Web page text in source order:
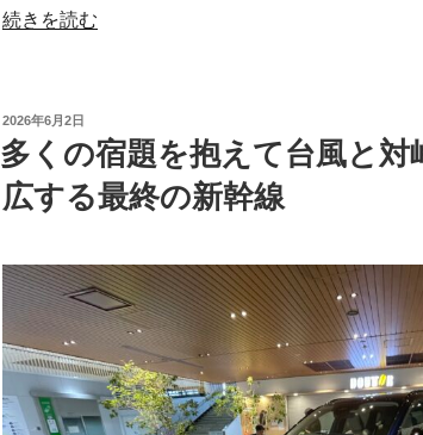
ん
“次
ー
ル
ド
プ
は
４
年
後、
ひ
続きを読む
投
稿
日:
2026年6月2日
多くの宿題を抱えて台風と対
広する最終の新幹線